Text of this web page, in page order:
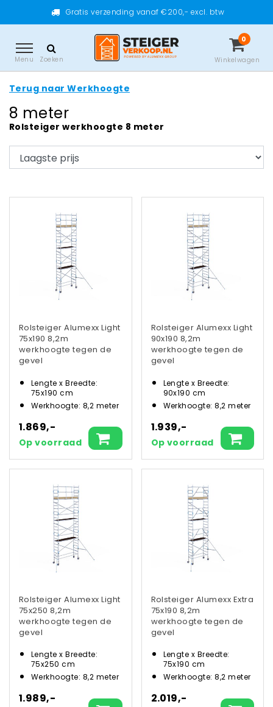
Gratis verzending vanaf €200,- excl. btw
Menu Zoeken
0
Winkelwagen
Terug naar Werkhoogte
8 meter
Rolsteiger werkhoogte 8 meter
Rolsteiger Alumexx Light
75x190 8,2m
werkhoogte tegen de
gevel
Lengte x Breedte:
75x190 cm
Werkhoogte: 8,2 meter
1.869,-
Op voorraad
Rolsteiger Alumexx Light
90x190 8,2m
werkhoogte tegen de
gevel
Lengte x Breedte:
90x190 cm
Werkhoogte: 8,2 meter
1.939,-
Op voorraad
Rolsteiger Alumexx Light
75x250 8,2m
werkhoogte tegen de
gevel
Lengte x Breedte:
75x250 cm
Werkhoogte: 8,2 meter
1.989,-
Rolsteiger Alumexx Extra
75x190 8,2m
werkhoogte tegen de
gevel
Lengte x Breedte:
75x190 cm
Werkhoogte: 8,2 meter
2.019,-